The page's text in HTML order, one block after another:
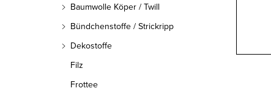
Baumwolle Köper / Twill
Bündchenstoffe / Strickripp
Dekostoffe
Filz
Frottee